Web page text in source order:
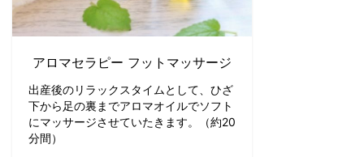
アロマセラピー フットマッサージ
出産後のリラックスタイムとして、ひざ
下から足の裏までアロマオイルでソフト
にマッサージさせていたきます。（約20
分間）